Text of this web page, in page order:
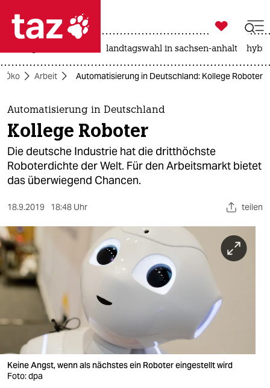
 taz zahl ich
taz zahl ich
themen
politik
öko
gesellschaft
sport
berlin
wahrheit
verlag
verlag

taz zahl ich
landtagswahl in sachsen-anhalt
Öko Arbeit Automatisierung in Deutschland: Kollege Roboter
Automatisierung in Deutschland
Kollege Roboter
Die deutsche Industrie hat die dritthöchste
Roboterdichte der Welt. Für den Arbeitsmarkt bietet
das überwiegend Chancen.
18.9.2019 18:48 Uhr teilen
Keine Angst, wenn als nächstes ein Roboter eingestellt wird
Foto: dpa